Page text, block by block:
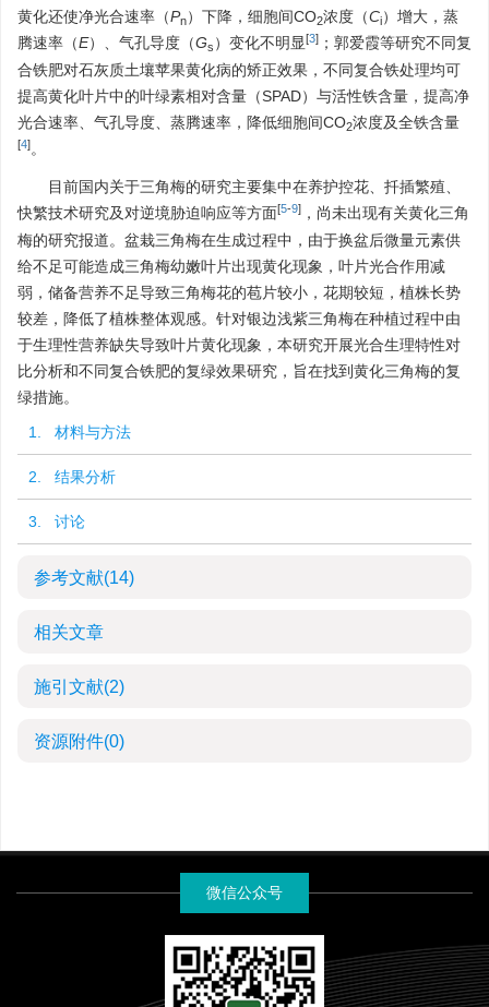
黄化还使净光合速率（Pn）下降，细胞间CO2浓度（Ci）增大，蒸
腾速率（E）、气孔导度（Gs ）变化不明显[3] ；郭爱霞等研究不同复
合铁肥对石灰质土壤苹果黄化病的矫正效果，不同复合铁处理均可
提高黄化叶片中的叶绿素相对含量（SPAD）与活性铁含量，提高净
光合速率、气孔导度、蒸腾速率，降低细胞间CO2浓度及全铁含量
[4]。
目前国内关于三角梅的研究主要集中在养护控花、扦插繁殖、
快繁技术研究及对逆境胁迫响应等方面[5-9] ，尚未出现有关黄化三角
梅的研究报道。盆栽三角梅在生成过程中，由于换盆后微量元素供
给不足可能造成三角梅幼嫩叶片出现黄化现象，叶片光合作用减
弱，储备营养不足导致三角梅花的苞片较小，花期较短，植株长势
较差，降低了植株整体观感。针对银边浅紫三角梅在种植过程中由
于生理性营养缺失导致叶片黄化现象，本研究开展光合生理特性对
比分析和不同复合铁肥的复绿效果研究，旨在找到黄化三角梅的复
绿措施。
1. 材料与方法
2. 结果分析
3. 讨论
参考文献(14)
相关文章
施引文献(2)
资源附件(0)
微信公众号